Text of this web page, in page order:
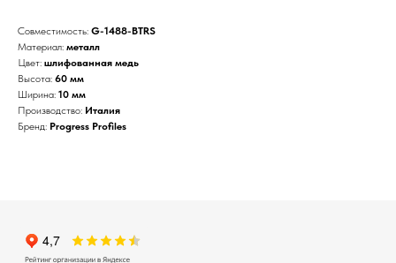
Совместимость: G-1488-BTRS
Материал: металл
Цвет: шлифованная медь
Высота: 60 мм
Ширина: 10 мм
Производство: Италия
Бренд: Progress Profiles